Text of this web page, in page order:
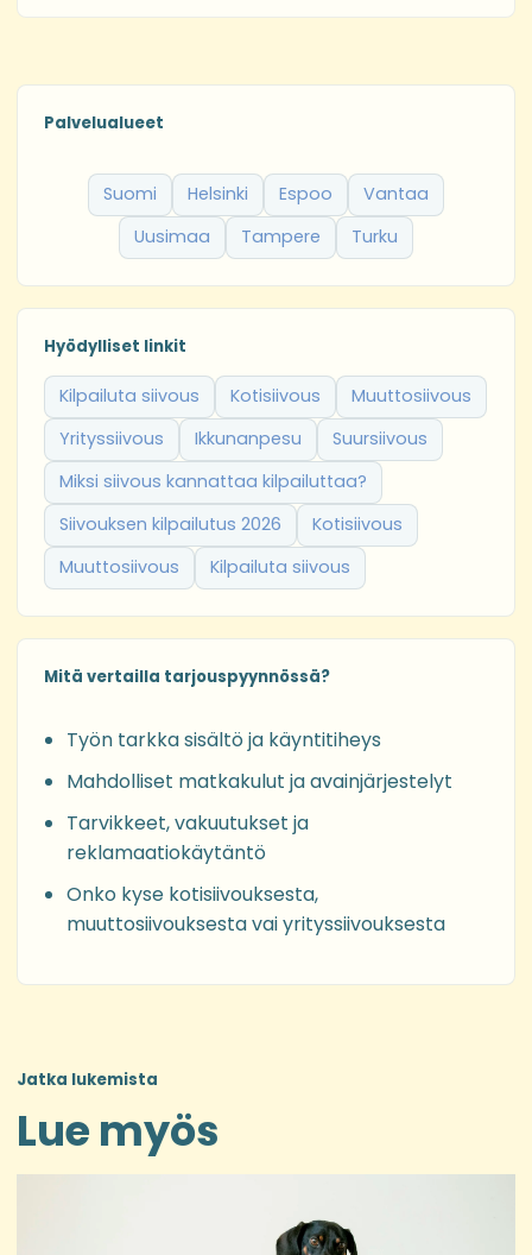
Palvelualueet
Suomi Helsinki Espoo
Vantaa
Uusimaa
Tampere Turku
Hyödylliset linkit
Kilpailuta siivous Kotisiivous
Muuttosiivous
Yrityssiivous
Ikkunanpesu
Suursiivous
Miksi siivous kannattaa kilpailuttaa?
Siivouksen kilpailutus 2026
Kotisiivous
Muuttosiivous
Kilpailuta siivous
Mitä vertailla tarjouspyynnössä?
Työn tarkka sisältö ja käyntitiheys
Mahdolliset matkakulut ja avainjärjestelyt
Tarvikkeet, vakuutukset ja
reklamaatiokäytäntö
Onko kyse kotisiivouksesta,
muuttosiivouksesta vai yrityssiivouksesta
Jatka lukemista
Lue myös